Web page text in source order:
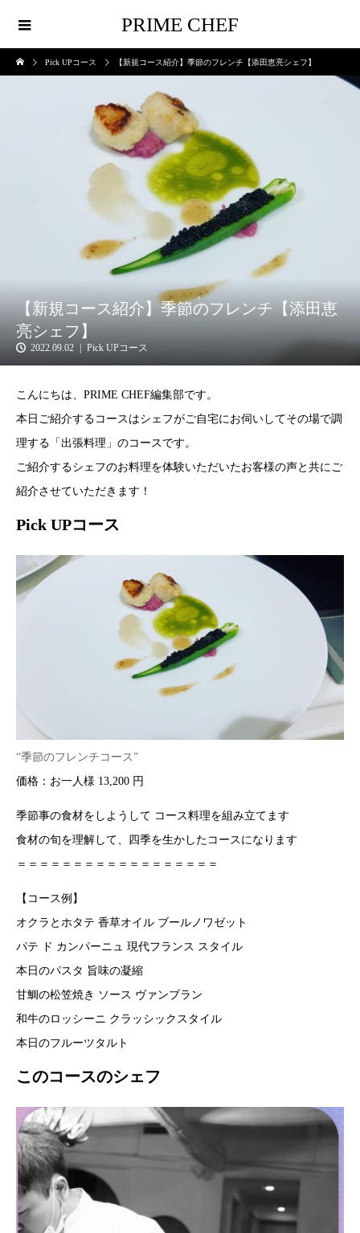
PRIME CHEF
Pick UPコース 【新規コース紹介】季節のフレンチ【添田恵亮シェフ】
【新規コース紹介】季節のフレンチ【添田恵
亮シェフ】
2022.09.02 Pick UPコース
こんにちは、PRIME CHEF編集部です。
本日ご紹介するコースはシェフがご自宅にお伺いしてその場で調
理する「出張料理」のコースです。
ご紹介するシェフのお料理を体験いただいたお客様の声と共にご
紹介させていただきます！
Pick UPコース
“季節のフレンチコース”
価格：お一人様 13,200 円
季節事の食材をしようして コース料理を組み立てます
食材の旬を理解して、四季を生かしたコースになります
＝＝＝＝＝＝＝＝＝＝＝＝＝＝＝＝＝＝
【コース例】
オクラとホタテ 香草オイル ブールノワゼット
パテ ド カンパーニュ 現代フランス スタイル
本日のパスタ 旨味の凝縮
甘鯛の松笠焼き ソース ヴァンブラン
和牛のロッシーニ クラッシックスタイル
本日のフルーツタルト
このコースのシェフ